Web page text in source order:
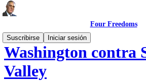
Four Freedoms
Suscribirse
Iniciar sesión
Washington contra
Valley